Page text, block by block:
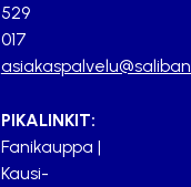
529
017
PIKALINKIT:
Fanikauppa |
Kausi-